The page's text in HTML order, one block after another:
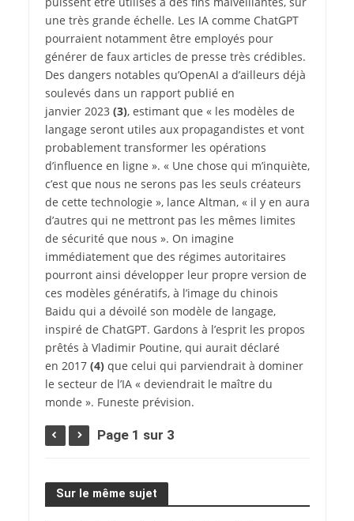
une très grande échelle. Les IA comme ChatGPT
pourraient notamment être employés pour
générer de faux articles de presse très crédibles.
Des dangers notables qu’OpenAI a d’ailleurs déjà
soulevés dans un rapport publié en
janvier 2023 (3), estimant que « les modèles de
langage seront utiles aux propagandistes et vont
probablement transformer les opérations
d’influence en ligne ». « Une chose qui m’inquiète,
c’est que nous ne serons pas les seuls créateurs
de cette technologie », lance Altman, « il y en aura
d’autres qui ne mettront pas les mêmes limites
de sécurité que nous ». On imagine
immédiatement que des régimes autoritaires
pourront ainsi développer leur propre version de
ces modèles génératifs, à l’image du chinois
Baidu qui a dévoilé son modèle de langage,
inspiré de ChatGPT. Gardons à l’esprit les propos
prêtés à Vladimir Poutine, qui aurait déclaré
en 2017 (4)que celui qui parviendrait à dominer
le secteur de l’IA « deviendrait le maître du
monde ». Funeste prévision.
Page 1 sur 3
Sur le même sujet